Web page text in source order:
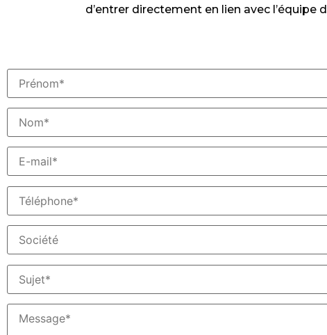
d’entrer directement en lien avec